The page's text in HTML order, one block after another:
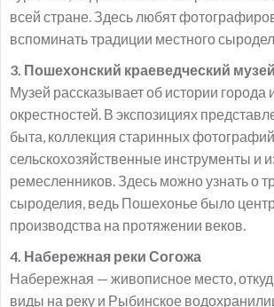
всей стране. Здесь любят
вспоминать традиции местного
3. Пошехонский краеведческий музей
Музей рассказывает об истории города
окрестностей. В экспозициях
быта, коллекция старинных
сельскохозяйственные инструменты и
ремесленников. Здесь можно узнать о
сыроделия, ведь Пошехонье было
производства на протяжении веков.
4. Набережная реки Согожа
Набережная — живописное место,
виды на реку и Рыбинское